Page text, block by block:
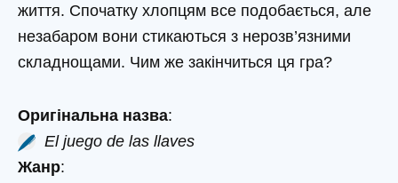
життя. Спочатку хлопцям все подобається, але
незабаром вони стикаються з нерозв’язними
складнощами. Чим же закінчиться ця гра?
Оригінальна назва:
El juego de las llaves
Жанр: